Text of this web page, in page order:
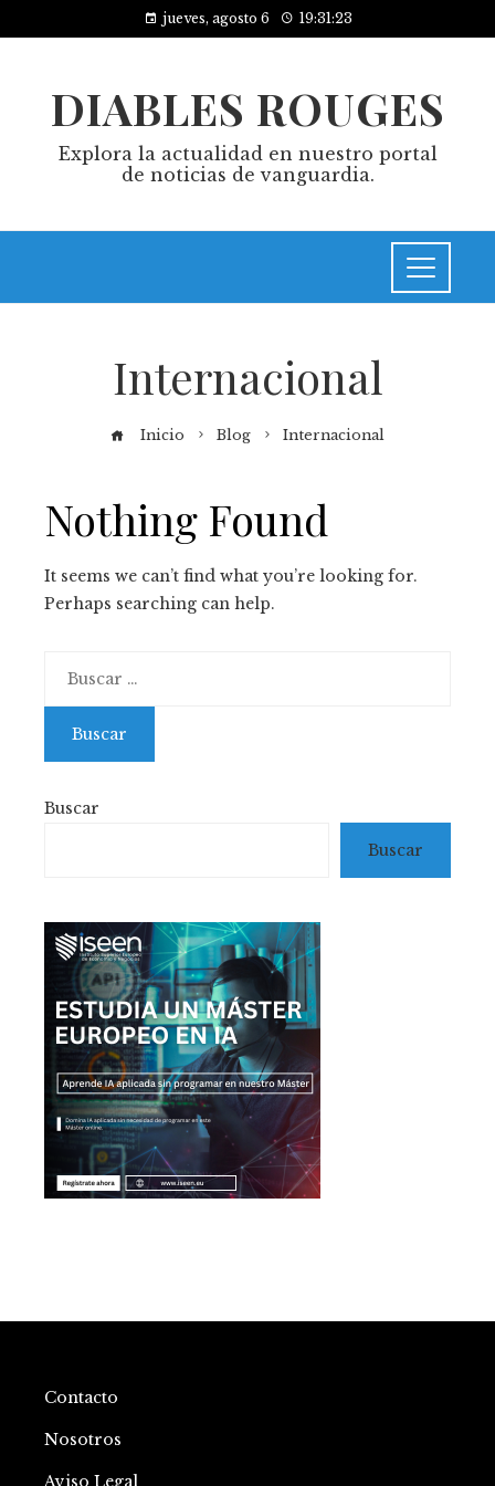
jueves, agosto 6 19:31:23
DIABLES ROUGES
Explora la actualidad en nuestro portal
de noticias de vanguardia.
Internacional
Inicio Blog Internacional
Nothing Found
It seems we can’t find what you’re looking for.
Perhaps searching can help.
Buscar
Buscar
Contacto
Nosotros
Aviso Legal